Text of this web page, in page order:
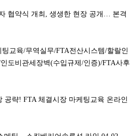
협약식 개최, 생생한 현장 공개… 본격
교육/무역실무/FTA전산시스템/할랄인
도비관세장벽(수입규제/인증)/FTA사후
공략! FTA 체결시장 마케팅교육 온라인